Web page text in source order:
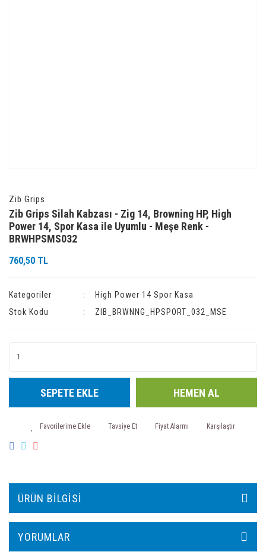
Zib Grips
Zib Grips Silah Kabzası - Zig 14, Browning HP, High
Power 14, Spor Kasa ile Uyumlu - Meşe Renk -
BRWHPSMS032
760,50 TL
Kategoriler
High Power 14 Spor Kasa
Stok Kodu
ZIB_BRWNNG_HPSPORT_032_MSE
SEPETE EKLE HEMEN AL
Tavsiye Et Fiyat Alarmı Karşılaştır
ÜRÜN BILGISI
YORUMLAR